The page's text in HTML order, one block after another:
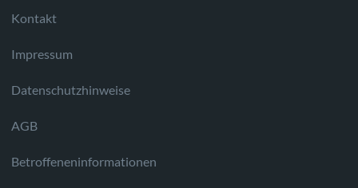
Kontakt
Impressum
Datenschutzhinweise
AGB
Betroffeneninformationen